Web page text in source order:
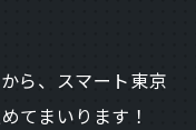
ら、スマート東京
てまいります！